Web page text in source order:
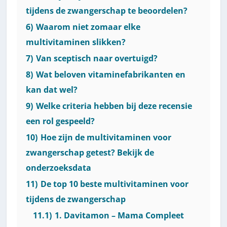
tijdens de zwangerschap te beoordelen?
6) Waarom niet zomaar elke
multivitaminen slikken?
7) Van sceptisch naar overtuigd?
8) Wat beloven vitaminefabrikanten en
kan dat wel?
9) Welke criteria hebben bij deze recensie
een rol gespeeld?
10) Hoe zijn de multivitaminen voor
zwangerschap getest? Bekijk de
onderzoeksdata
11) De top 10 beste multivitaminen voor
tijdens de zwangerschap
11.1) 1. Davitamon – Mama Compleet